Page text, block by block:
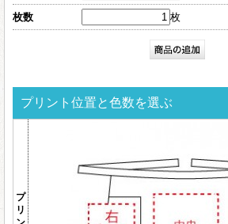
枚数 枚
プリント位置と色数を選ぶ
プ
リ